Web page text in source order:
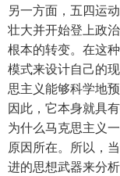
另一方面，五四运
壮大并开始登上政
根本的转变。在这
模式来设计自己的
思主义能够科学地
因此，它本身就具
为什么马克思主义
原因所在。所以，
进的思想武器来分